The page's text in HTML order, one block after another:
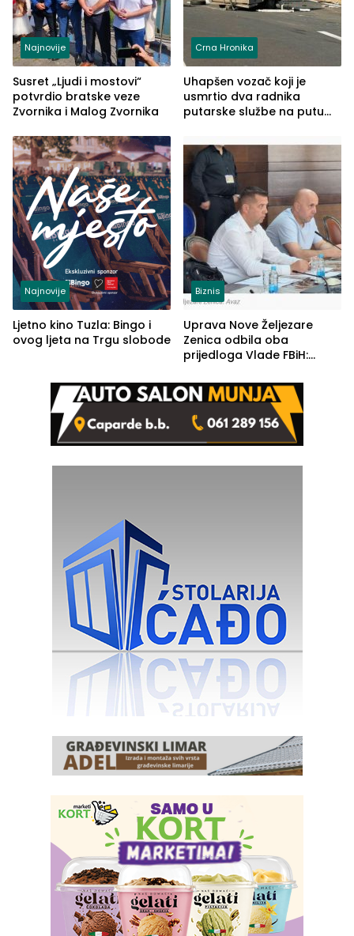
Najnovije
Susret „Ljudi i mostovi“
potvrdio bratske veze
Zvornika i Malog Zvornika
Crna Hronika
Uhapšen vozač koji je
usmrtio dva radnika
putarske službe na putu
(FOTO)
Najnovije
Ljetno kino Tuzla: Bingo i
ovog ljeta na Trgu slobode
Biznis
Uprava Nove Željezare
Zenica odbila oba
prijedloga Vlade FBiH:
rješenje